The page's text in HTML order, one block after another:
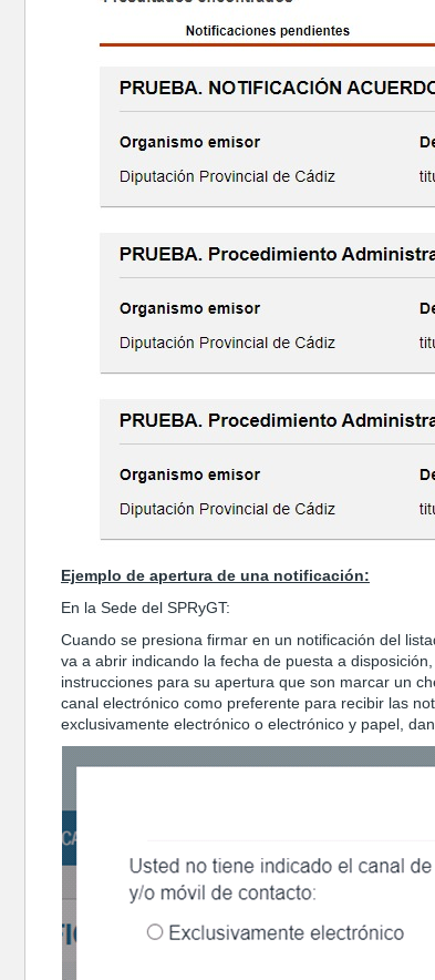
Ejemplo de apertura de una notificación:
En la Sede del SPRyGT:
Cuando se presiona firmar en un notificación del
va a abrir indicando la fecha de puesta a
instrucciones para su apertura que son marcar un
canal electrónico como preferente para recibir las
exclusivamente electrónico o electrónico y papel,